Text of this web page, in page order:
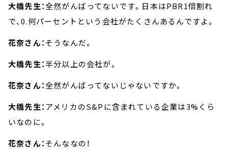
大橋先生：全然がんばってないです。日本はPBR1倍割れ
で、0.何パーセントという会社がたくさんあるんですよ。
花奈さん：そうなんだ。
大橋先生：半分以上の会社が。
花奈さん：全然がんばってないじゃないですか。
大橋先生： アメリカのS&Pに含まれている企業は3%くら
いなのに。
花奈さん：そんななの！